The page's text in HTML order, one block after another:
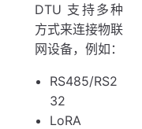
DTU 支持多种
方式来连接物联
网设备，例如：
RS485/RS2
32
LoRA